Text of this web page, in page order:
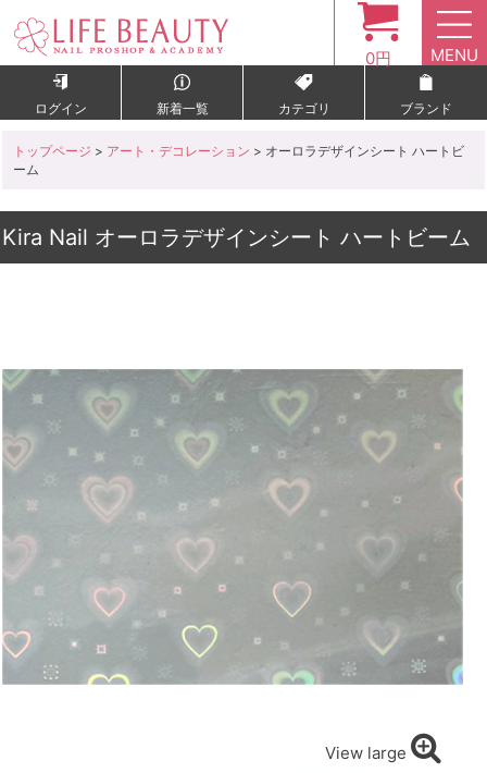
0円 MENU
ログイン 新着一覧 カテゴリ ブランド
トップページ > アート・デコレーション > オーロラデザインシート ハートビ
ーム
Kira Nail オーロラデザインシート ハートビーム
View large